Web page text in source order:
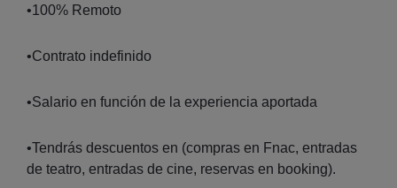
•100% Remoto
•Contrato indefinido
•Salario en función de la experiencia aportada
•Tendrás descuentos en (compras en Fnac, entradas
de teatro, entradas de cine, reservas en booking).